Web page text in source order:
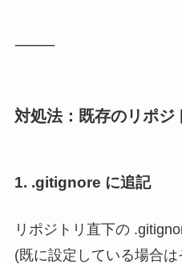
⸻
対処法：既存のリポジ
1. .gitignore に追記
リポジトリ直下の
(既に設定している場合